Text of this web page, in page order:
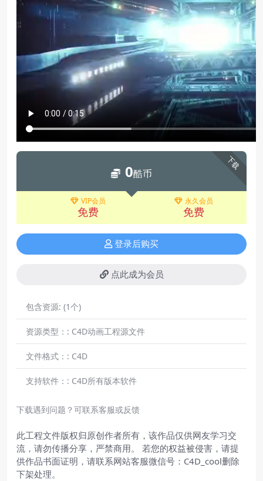
下载
0酷币
VIP会员
免费
永久会员
免费
登录后购买
点此成为会员
包含资源: (1个)
资源类型：: C4D动画工程源文件
文件格式：: C4D
支持软件：: C4D所有版本软件
下载遇到问题？可联系客服或反馈
此工程文件版权归原创作者所有，该作品仅供网友学习交
流，请勿传播分享，严禁商用。 若您的权益被侵害，请提
供作品书面证明，请联系网站客服微信号：C4D_cool删除
下架处理。